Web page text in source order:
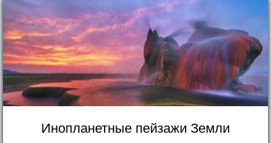
Инопланетные пейзажи Земли